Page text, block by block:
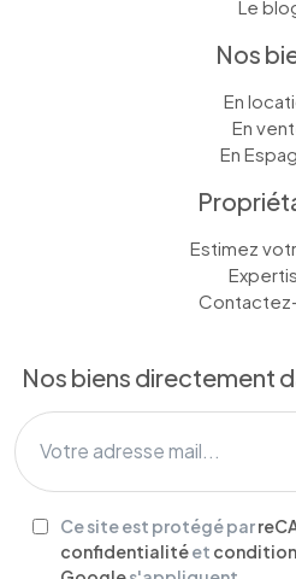
Le
Nos
En
En
En
Estimez
Nos biens directement
Ce site est protégé par
confidentialitéet